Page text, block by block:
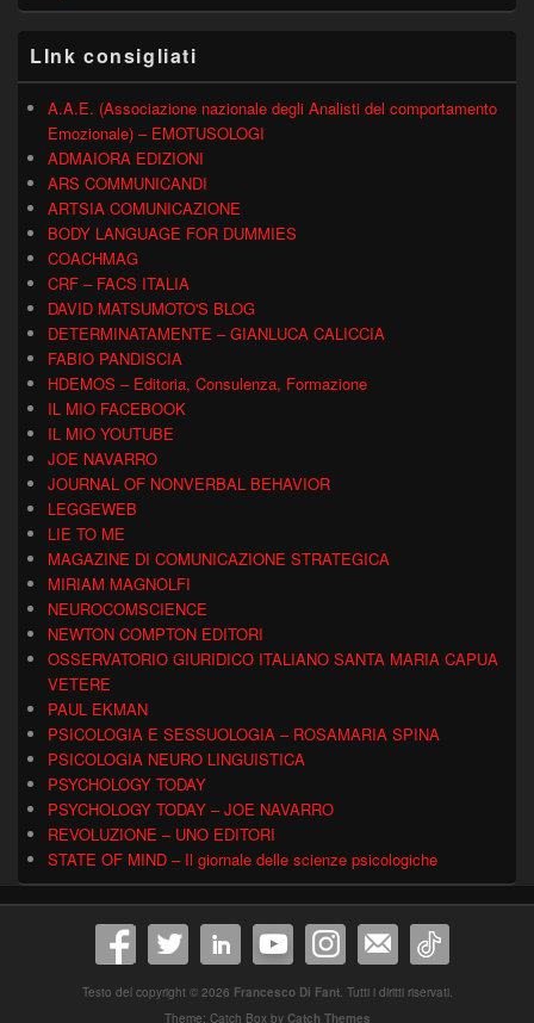
LInk consigliati
A.A.E. (Associazione nazionale degli Analisti del comportamento
Emozionale) – EMOTUSOLOGI
ADMAIORA EDIZIONI
ARS COMMUNICANDI
ARTSIA COMUNICAZIONE
BODY LANGUAGE FOR DUMMIES
COACHMAG
CRF – FACS ITALIA
DAVID MATSUMOTO'S BLOG
DETERMINATAMENTE – GIANLUCA CALICCIA
FABIO PANDISCIA
HDEMOS – Editoria, Consulenza, Formazione
IL MIO FACEBOOK
IL MIO YOUTUBE
JOE NAVARRO
JOURNAL OF NONVERBAL BEHAVIOR
LEGGEWEB
LIE TO ME
MAGAZINE DI COMUNICAZIONE STRATEGICA
MIRIAM MAGNOLFI
NEUROCOMSCIENCE
NEWTON COMPTON EDITORI
OSSERVATORIO GIURIDICO ITALIANO SANTA MARIA CAPUA
VETERE
PAUL EKMAN
PSICOLOGIA E SESSUOLOGIA – ROSAMARIA SPINA
PSICOLOGIA NEURO LINGUISTICA
PSYCHOLOGY TODAY
PSYCHOLOGY TODAY – JOE NAVARRO
REVOLUZIONE – UNO EDITORI
STATE OF MIND – Il giornale delle scienze psicologiche
Testo del copyright © 2026 Francesco Di Fant. Tutti i diritti riservati.
Theme: Catch Box by Catch Themes